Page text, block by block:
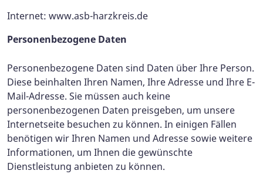
Internet: www.asb-harzkreis.de
Personenbezogene Daten
Personenbezogene Daten sind Daten über Ihre Person.
Diese beinhalten Ihren Namen, Ihre Adresse und Ihre E-
Mail-Adresse. Sie müssen auch keine
personenbezogenen Daten preisgeben, um unsere
Internetseite besuchen zu können. In einigen Fällen
benötigen wir Ihren Namen und Adresse sowie weitere
Informationen, um Ihnen die gewünschte
Dienstleistung anbieten zu können.